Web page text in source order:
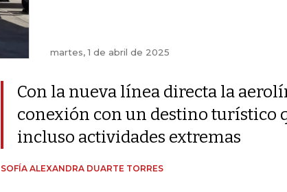
martes, 1 de abril de 2025
Con la nueva línea directa la
conexión con un destino turístico
incluso actividades extremas
SOFÍA ALEXANDRA DUARTE TORRES